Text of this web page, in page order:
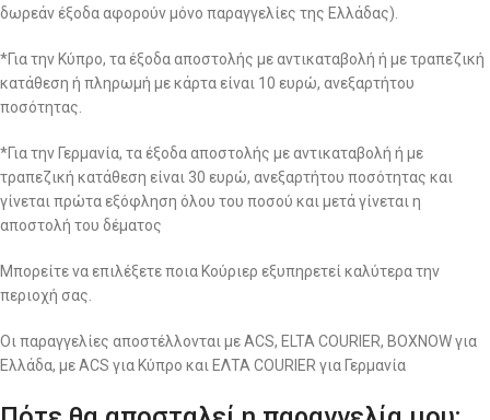
δωρεάν έξοδα αφορούν μόνο παραγγελίες της Ελλάδας).
*Για την Κύπρο, τα έξοδα αποστολής με αντικαταβολή ή με τραπεζική
κατάθεση ή πληρωμή με κάρτα είναι 10 ευρώ, ανεξαρτήτου
ποσότητας.
*Για την Γερμανία, τα έξοδα αποστολής με αντικαταβολή ή με
τραπεζική κατάθεση είναι 30 ευρώ, ανεξαρτήτου ποσότητας και
γίνεται πρώτα εξόφληση όλου του ποσού και μετά γίνεται η
αποστολή του δέματος
Μπορείτε να επιλέξετε ποια Κούριερ εξυπηρετεί καλύτερα την
περιοχή σας.
Οι παραγγελίες αποστέλλονται με ACS, ELTA COURIER, BOXNOW για
Ελλάδα, με ACS για Κύπρο και ΕΛΤΑ COURIER για Γερμανία